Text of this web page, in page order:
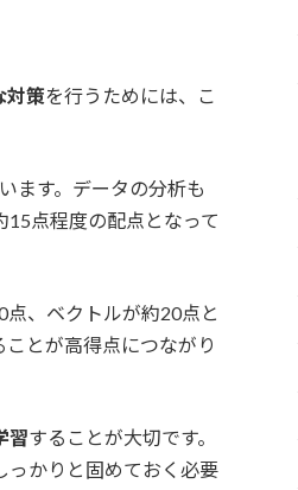
対策を行うためには、こ
ます。データの分析も
点程度の配点となって
、ベクトルが約20点と
とが高得点につながり
習することが大切です。
っかりと固めておく必要